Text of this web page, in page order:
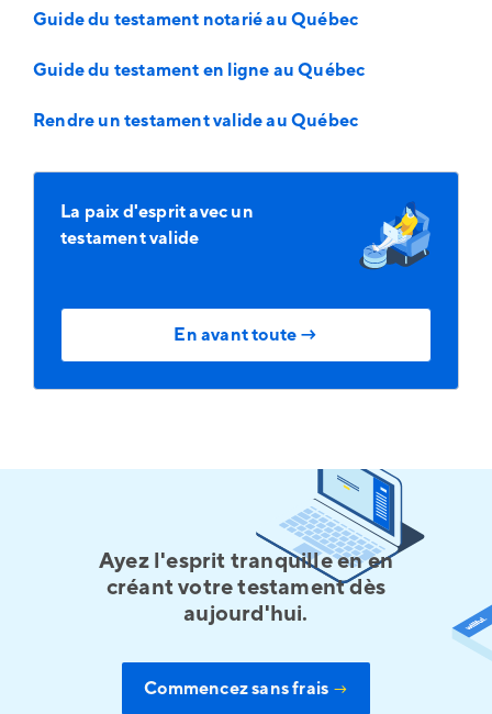
Guide du testament notarié au Québec
Guide du testament en ligne au Québec
Rendre un testament valide au Québec
La paix d'esprit avec un
testament valide
En avant toute →
Ayez l'esprit tranquille en en
créant votre testament dès
aujourd'hui.
Commencez sans frais →